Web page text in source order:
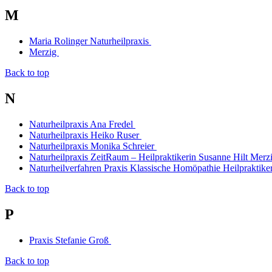
M
Maria Rolinger Naturheilpraxis
Merzig
Back to top
N
Naturheilpraxis Ana Fredel
Naturheilpraxis Heiko Ruser
Naturheilpraxis Monika Schreier
Naturheilpraxis ZeitRaum – Heilpraktikerin Susanne Hilt
Naturheilverfahren Praxis Klassische Homöpathie
Back to top
P
Praxis Stefanie Groß
Back to top